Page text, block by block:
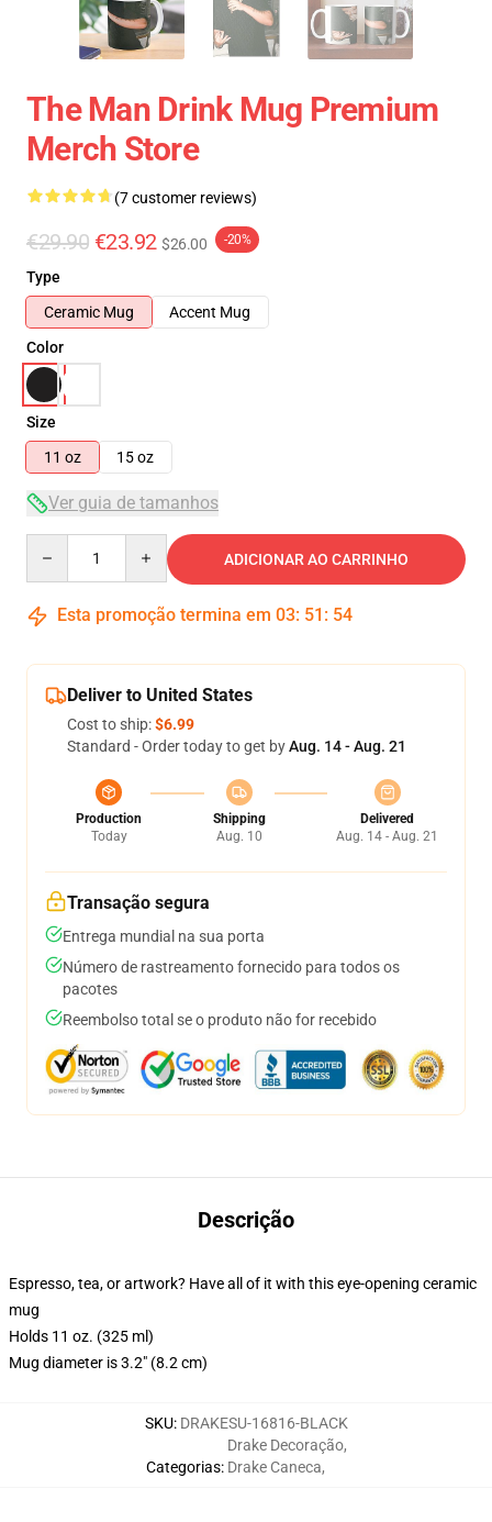
The Man Drink Mug Premium
Merch Store
(7 customer reviews)
€29.90 €23.92 $26.00 -20%
Type
Ceramic Mug
Accent Mug
Color
Size
11 oz
15 oz
Ver guia de tamanhos
ADICIONAR AO CARRINHO
Esta promoção termina em 03: 51 : 53
Deliver to United States
Cost to ship:$6.99
Standard - Order today to get byAug. 14 - Aug. 21
Production
Today
Shipping
Aug. 10
Delivered
Aug. 14 - Aug. 21
Transação segura
Entrega mundial na sua porta
Número de rastreamento fornecido para todos os
pacotes
Reembolso total se o produto não for recebido
Descrição
Espresso, tea, or artwork? Have all of it with this eye-opening ceramic
mug
Holds 11 oz. (325 ml)
Mug diameter is 3.2" (8.2 cm)
SKU: DRAKESU-16816-BLACK
Categorias:
Drake Decoração,
Drake Caneca,